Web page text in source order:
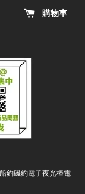
購物車
釣磯釣電子夜光棒電